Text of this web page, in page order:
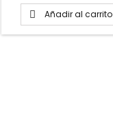
 Añadir al carrito